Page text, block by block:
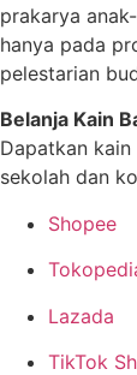
prakarya
hanya pada
pelestarian
Belanja Kain
Dapatkan
sekolah dan
Shopee
Lazada
TikTok